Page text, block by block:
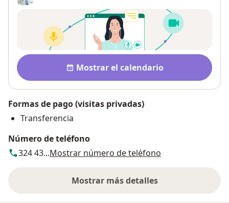
Disponibilidad
Mostrar el calendario
Formas de pago (visitas privadas)
Transferencia
Número de teléfono
324 43...Mostrar número de teléfono
Mostrar más detalles
sobre la dirección